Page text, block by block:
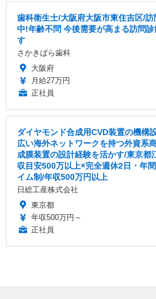
歯科衛生士/大阪府大阪市東住吉区/
中!年齢不問 今後需要が高まる訪問
す
さかきばら歯科
大阪府
月給27万円
正社員
ダイヤモンド合成用CVD装置の機構
広い海外ネットワークを持つ外資系
成膜装置の設計経験を活かす/東京都
収目安500万以上×完全週休2日・年
イム制/年収500万円以上
日総工産株式会社
東京都
年収500万円～
正社員